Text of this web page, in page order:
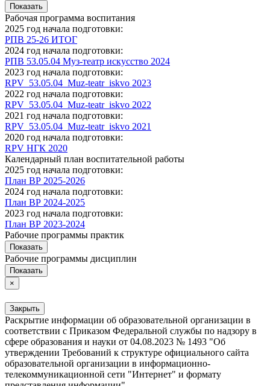
Показать
Рабочая программа воспитания
2025 год начала подготовки:
РПВ 25-26 ИТОГ
2024 год начала подготовки:
РПВ 53.05.04 Муз-театр искусство 2024
2023 год начала подготовки:
RPV_53.05.04_Muz-teatr_iskvo 2023
2022 год начала подготовки:
RPV_53.05.04_Muz-teatr_iskvo 2022
2021 год начала подготовки:
RPV_53.05.04_Muz-teatr_iskvo 2021
2020 год начала подготовки:
RPV НГК 2020
Календарный план воспитательной работы
2025 год начала подготовки:
План ВР 2025-2026
2024 год начала подготовки:
План ВР 2024-2025
2023 год начала подготовки:
План ВР 2023-2024
Рабочие программы практик
Показать
Рабочие программы дисциплин
Показать
×
Закрыть
Раскрытие информации об образовательной организации в
соответствии с Приказом Федеральной службы по надзору в
сфере образования и науки от 04.08.2023 № 1493 "Об
утверждении Требований к структуре официального сайта
образовательной организации в информационно-
телекоммуникационной сети "Интернет" и формату